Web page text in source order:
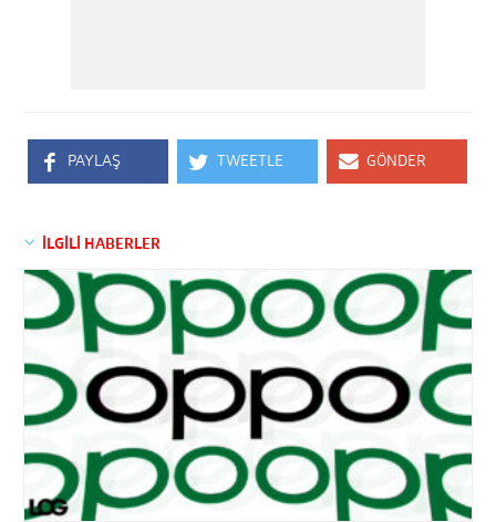
PAYLAŞ TWEETLE GÖNDER
İLGİLİ HABERLER